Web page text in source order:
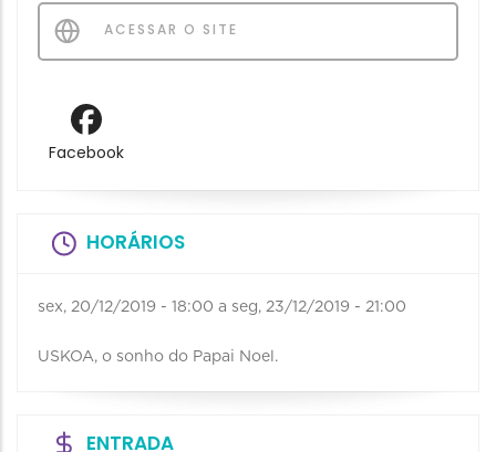
ACESSAR O SITE
Facebook
HORÁRIOS
sex, 20/12/2019 - 18:00 a seg, 23/12/2019 - 21:00
USKOA, o sonho do Papai Noel.
ENTRADA